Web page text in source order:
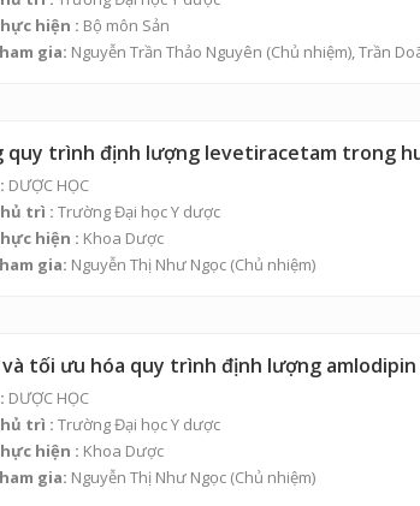
hiện : Bộ môn Sản
gia: Nguyễn Trần Thảo Nguyên (Chủ nhiệm), Trần
quy trình định lượng levetiracetam trong
DƯỢC HỌC
trì : Trường Đại học Y dược
hiện : Khoa Dược
gia: Nguyễn Thị Như Ngọc (Chủ nhiệm)
và tối ưu hóa quy trình định lượng
DƯỢC HỌC
trì : Trường Đại học Y dược
hiện : Khoa Dược
gia: Nguyễn Thị Như Ngọc (Chủ nhiệm)